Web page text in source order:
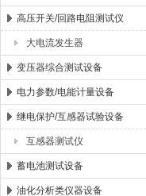
高压开关/回路电阻测试仪
大电流发生器
变压器综合测试设备
电力参数/电能计量设备
继电保护/互感器试验设备
互感器测试仪
蓄电池测试设备
油化分析类仪器设备